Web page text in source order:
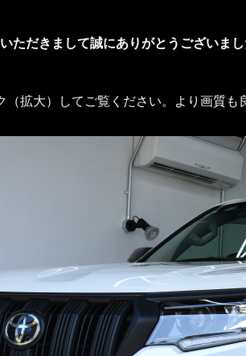
ただきまして誠にありがとうございまし
（拡大）してご覧ください。より画質も